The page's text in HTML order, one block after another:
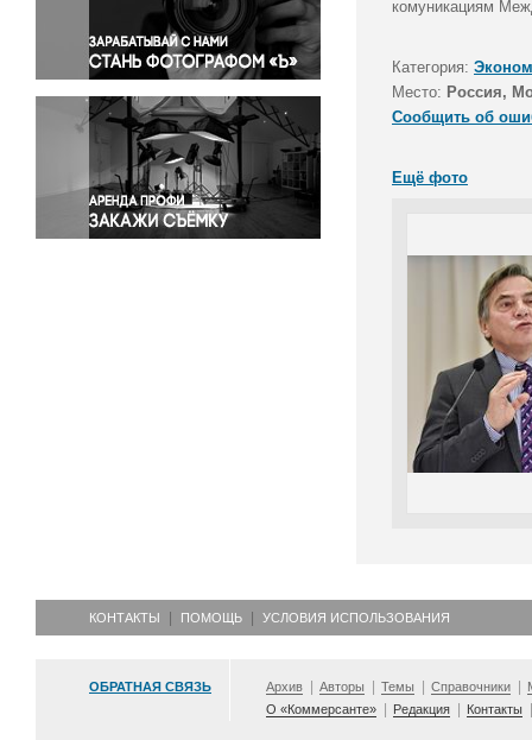
Правосудие
Происшествия и конфликты
Религия
Светская жизнь
Спорт
Экология
Экономика и бизнес
комуникациям
Категория:
Место: Россия,
Сообщить об
Ещё фото
КОНТАКТЫ ПОМОЩЬ УСЛОВИЯ ИСПОЛЬЗОВАНИЯ
ОБРАТНАЯ СВЯЗЬ Архив Авторы Темы Справочники
О «Коммерсанте»
Редакция Контакты